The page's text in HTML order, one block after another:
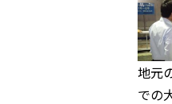
地元
での